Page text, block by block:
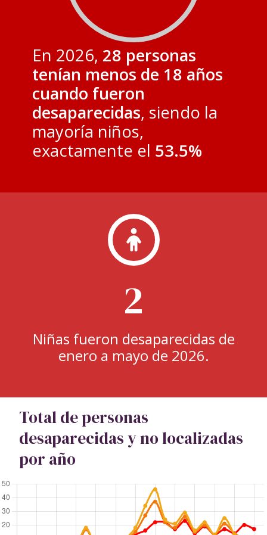
En 2026, 28 personas
tenían menos de 18 años
cuando fueron
desaparecidas, siendo la
mayoría niños,
exactamente el 53.5%
2
Niñas fueron desaparecidas de
enero a mayo de 2026.
Total de personas
desaparecidas y no localizadas
por año